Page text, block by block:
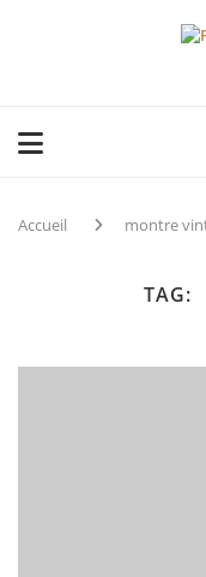
Accueil montre
TAG